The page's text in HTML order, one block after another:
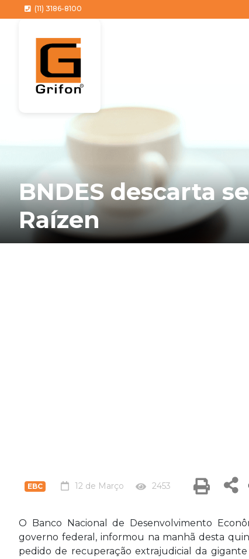
(11) 3186-8100
BNDES descarta
Raízen
EBC 12 de Março 2453
O Banco Nacional de Desenvolvimento
governo federal, informou na manhã desta
pedido de recuperação extrajudicial da